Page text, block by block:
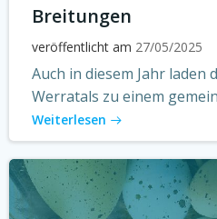
Breitungen
veröffentlicht am 27/05/2025
Auch in diesem Jahr laden
Werratals zu einem
Weiterlesen